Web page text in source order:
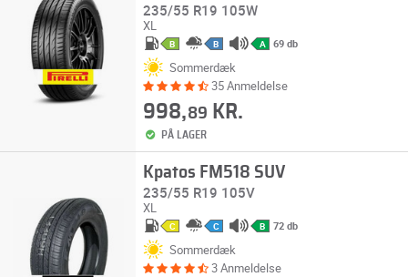
235/55 R19 105W
XL
B B A 69 db
Sommerdæk
35 Anmeldelse
998,89 KR.
PÅ LAGER
Kpatos FM518 SUV
235/55 R19 105V
XL
C C B 72 db
Sommerdæk
3 Anmeldelse